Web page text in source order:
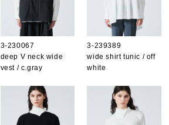
3-230067
deep V neck wide
vest / c.gray
3-239389
wide shirt tunic / off
white